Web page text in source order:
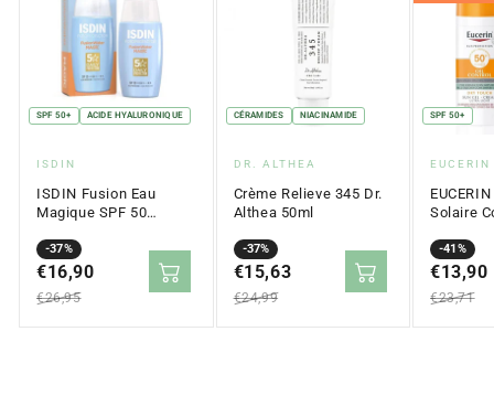
SPF 50+ ACIDE HYALURONIQUE
Fournisseur
:
ISDIN
ISDIN Fusion Eau
Magique SPF 50
-37%
Prix
en
solde
€16,90
Prix
régulier
€26,95
CÉRAMIDES NIACINAMIDE
Fournisseur
:
DR. ALTHEA
Crème Relieve 345 Dr.
Althea 50ml
-37%
Prix
en
solde
€15,63
Prix
régulier
€24,99
SPF 50+
:
EUCERIN
Solaire
SPF 50+
-41%
Prix
en
solde
€13,90
Prix
régulier
€23,71